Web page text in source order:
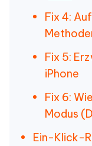
Fix 4:
Fix 5:
iPhone
Fix 6:
Modus
Ein-Klick-